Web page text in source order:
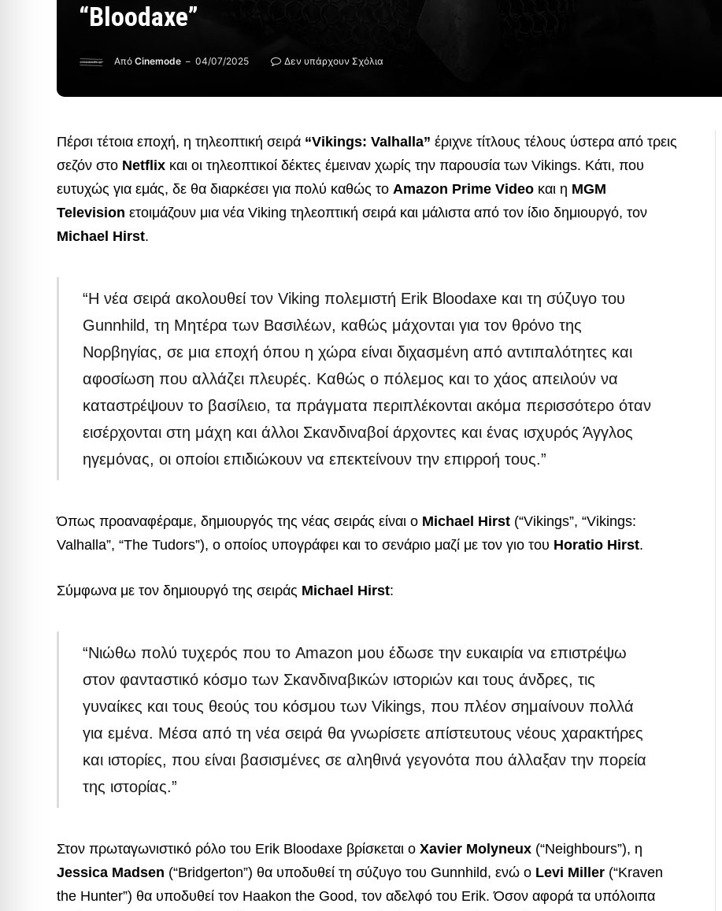
“Bloodaxe”
Από Cinemode 04/07/2025 Δεν υπάρχουν Σχόλια
Πέρσι τέτοια εποχή, η τηλεοπτική σειρά “Vikings: Valhalla” έριχνε τίτλους τέλους ύστερα από τρεις
σεζόν στο Netflix και οι τηλεοπτικοί δέκτες έμειναν χωρίς την παρουσία των Vikings. Κάτι, που
ευτυχώς για εμάς, δε θα διαρκέσει για πολύ καθώς το Amazon Prime Video και η MGM
Television ετοιμάζουν μια νέα Viking τηλεοπτική σειρά και μάλιστα από τον ίδιο δημιουργό, τον
Michael Hirst.
“Η νέα σειρά ακολουθεί τον Viking πολεμιστή Erik Bloodaxe και τη σύζυγο του
Gunnhild, τη Μητέρα των Βασιλέων, καθώς μάχονται για τον θρόνο της
Νορβηγίας, σε μια εποχή όπου η χώρα είναι διχασμένη από αντιπαλότητες και
αφοσίωση που αλλάζει πλευρές. Καθώς ο πόλεμος και το χάος απειλούν να
καταστρέψουν το βασίλειο, τα πράγματα περιπλέκονται ακόμα περισσότερο όταν
εισέρχονται στη μάχη και άλλοι Σκανδιναβοί άρχοντες και ένας ισχυρός Άγγλος
ηγεμόνας, οι οποίοι επιδιώκουν να επεκτείνουν την επιρροή τους.”
Όπως προαναφέραμε, δημιουργός της νέας σειράς είναι ο Michael Hirst (“Vikings”, “Vikings:
Valhalla”, “The Tudors”), ο οποίος υπογράφει και το σενάριο μαζί με τον γιο του Horatio Hirst.
Σύμφωνα με τον δημιουργό της σειράς Michael Hirst:
“Νιώθω πολύ τυχερός που το Amazon μου έδωσε την ευκαιρία να επιστρέψω
στον φανταστικό κόσμο των Σκανδιναβικών ιστοριών και τους άνδρες, τις
γυναίκες και τους θεούς του κόσμου των Vikings, που πλέον σημαίνουν πολλά
για εμένα. Μέσα από τη νέα σειρά θα γνωρίσετε απίστευτους νέους χαρακτήρες
και ιστορίες, που είναι βασισμένες σε αληθινά γεγονότα που άλλαξαν την πορεία
της ιστορίας.”
Στον πρωταγωνιστικό ρόλο του Erik Bloodaxe βρίσκεται ο Xavier Molyneux (“Neighbours”), η
Jessica Madsen (“Bridgerton”) θα υποδυθεί τη σύζυγο του Gunnhild, ενώ ο Levi Miller (“Kraven
the Hunter”) θα υποδυθεί τον Haakon the Good, τον αδελφό του Erik. Όσον αφορά τα υπόλοιπα